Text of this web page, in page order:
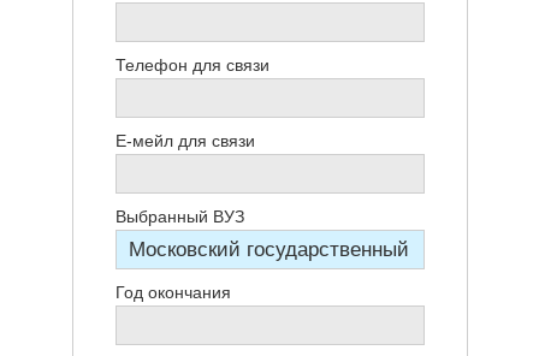
Телефон для связи
Е-мейл для связи
Выбранный ВУЗ
Год окончания